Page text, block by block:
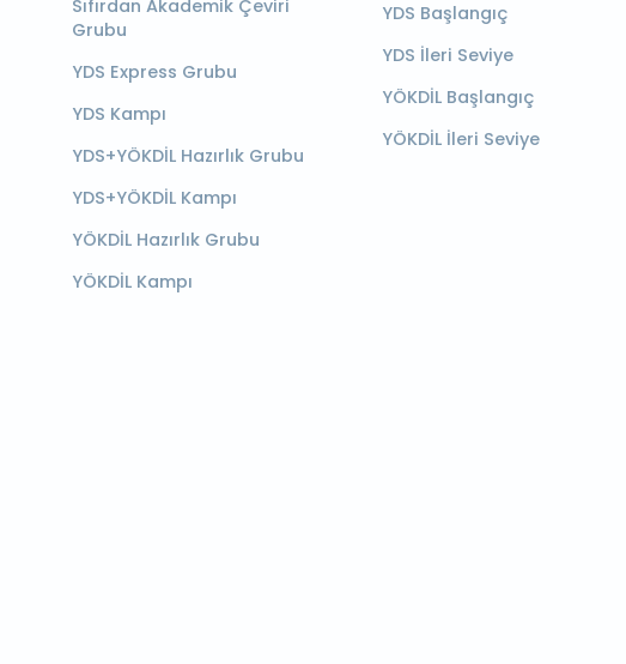
Sıfırdan Akademik Çeviri
Grubu
YDS Express Grubu
YDS Kampı
YDS+YÖKDİL Hazırlık Grubu
YDS+YÖKDİL Kampı
YÖKDİL Hazırlık Grubu
YÖKDİL Kampı
YDS Başlangıç
YDS İleri Seviye
YÖKDİL Başlangıç
YÖKDİL İleri Seviye